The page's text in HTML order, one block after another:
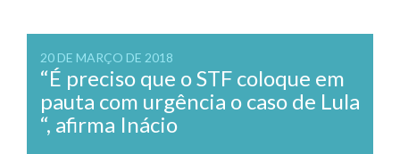
20 DE MARÇO DE 2018
“É preciso que o STF coloque em
pauta com urgência o caso de Lula
“, afirma Inácio